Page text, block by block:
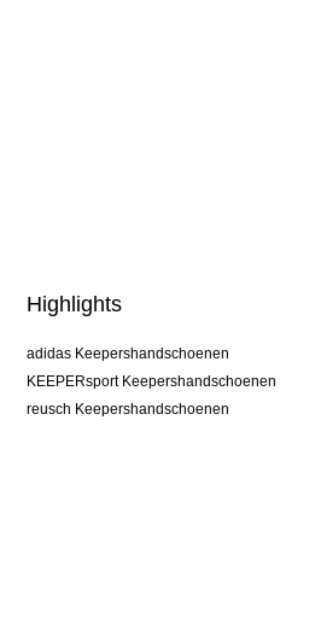
Highlights
adidas Keepershandschoenen
KEEPERsport Keepershandschoenen
reusch Keepershandschoenen